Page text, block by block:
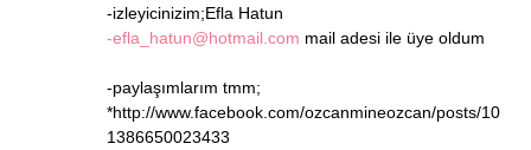
-izleyicinizim;Efla Hatun
-efla_hatun@hotmail.com mail adesi ile üye oldum
-paylaşımlarım tmm;
*http://www.facebook.com/ozcanmineozcan/posts/10
1386650023433